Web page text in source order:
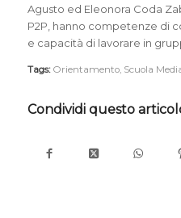
Agusto ed Eleonora Coda
P2P, hanno competenze di
e capacità di lavorare in
Tags: Orientamento, Scuola
Condividi questo